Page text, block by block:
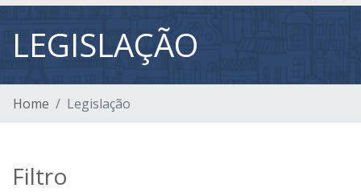
LEGISLAÇÃO
Home Legislação
Filtro